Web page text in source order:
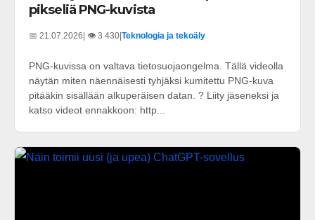
pikseliä PNG-kuvista
📅 21.07.2026 | 👁️ 3 430 Teknologia ja tekoäly
PNG-kuvissa on valtava tietosuojaongelma. Tällä videolla
näytän miten näennäisesti tyhjäksi kumitettu PNG-kuva
pitääkin sisällään alkuperäisen datan. ? Liity jäseneksi ja
katso videot ennakkoon: http...